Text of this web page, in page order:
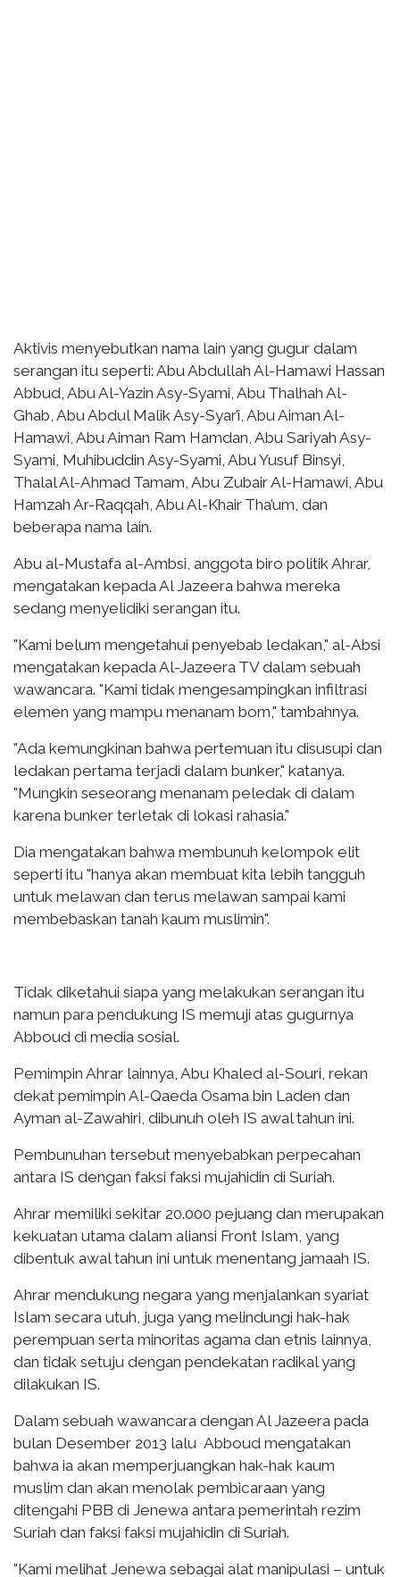
Aktivis menyebutkan nama lain yang gugur dalam
serangan itu seperti: Abu Abdullah Al-Hamawi Hassan
Abbud, Abu Al-Yazin Asy-Syami, Abu Thalhah Al-
Ghab, Abu Abdul Malik Asy-Syar’i, Abu Aiman Al-
Hamawi, Abu Aiman Ram Hamdan, Abu Sariyah Asy-
Syami, Muhibuddin Asy-Syami, Abu Yusuf Binsyi,
Thalal Al-Ahmad Tamam, Abu Zubair Al-Hamawi, Abu
Hamzah Ar-Raqqah, Abu Al-Khair Tha’um, dan
beberapa nama lain.
Abu al-Mustafa al-Ambsi, anggota biro politik Ahrar,
mengatakan kepada Al Jazeera bahwa mereka
sedang menyelidiki serangan itu.
"Kami belum mengetahui penyebab ledakan," al-Absi
mengatakan kepada Al-Jazeera TV dalam sebuah
wawancara. "Kami tidak mengesampingkan infiltrasi
elemen yang mampu menanam bom," tambahnya.
"Ada kemungkinan bahwa pertemuan itu disusupi dan
ledakan pertama terjadi dalam bunker," katanya.
"Mungkin seseorang menanam peledak di dalam
karena bunker terletak di lokasi rahasia."
Dia mengatakan bahwa membunuh kelompok elit
seperti itu "hanya akan membuat kita lebih tangguh
untuk melawan dan terus melawan sampai kami
membebaskan tanah kaum muslimin".
Tidak diketahui siapa yang melakukan serangan itu
namun para pendukung IS memuji atas gugurnya
Abboud di media sosial.
Pemimpin Ahrar lainnya, Abu Khaled al-Souri, rekan
dekat pemimpin Al-Qaeda Osama bin Laden dan
Ayman al-Zawahiri, dibunuh oleh IS awal tahun ini.
Pembunuhan tersebut menyebabkan perpecahan
antara IS dengan faksi faksi mujahidin di Suriah.
Ahrar memiliki sekitar 20.000 pejuang dan merupakan
kekuatan utama dalam aliansi Front Islam, yang
dibentuk awal tahun ini untuk menentang jamaah IS.
Ahrar mendukung negara yang menjalankan syariat
Islam secara utuh, juga yang melindungi hak-hak
perempuan serta minoritas agama dan etnis lainnya,
dan tidak setuju dengan pendekatan radikal yang
dilakukan IS.
Dalam sebuah wawancara dengan Al Jazeera pada
bulan Desember 2013 lalu Abboud mengatakan
bahwa ia akan memperjuangkan hak-hak kaum
muslim dan akan menolak pembicaraan yang
ditengahi PBB di Jenewa antara pemerintah rezim
Suriah dan faksi faksi mujahidin di Suriah.
"Kami melihat Jenewa sebagai alat manipulasi – untuk